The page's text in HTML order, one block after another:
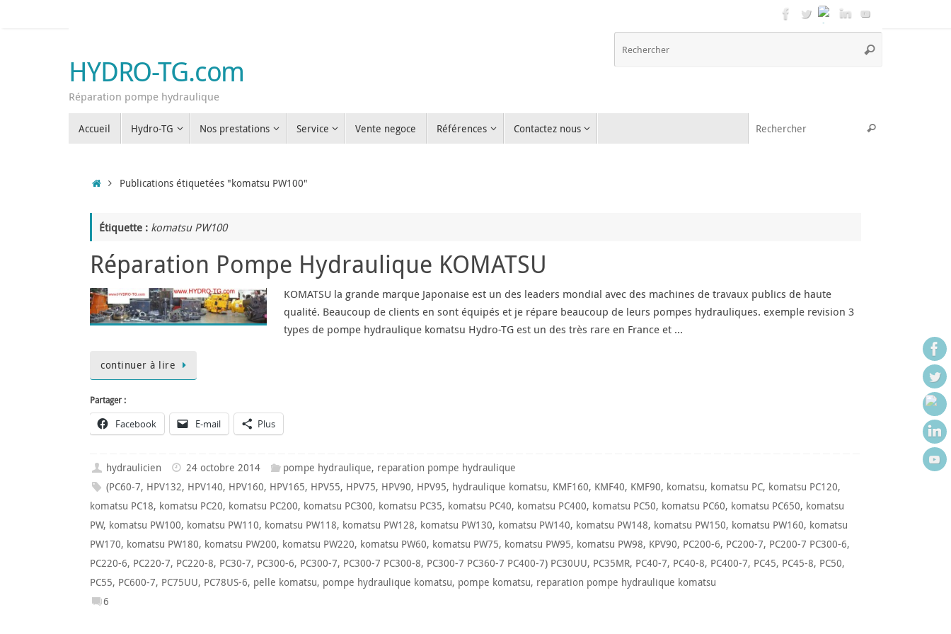
HYDRO-TG.com
Réparation pompe hydraulique
Rechercher
Accueil Hydro-TG Nos prestations Service Vente negoce Références Contactez nous Rechercher
AccueilPublications étiquetées "komatsu PW100"
Étiquette : komatsu PW100
Réparation Pompe Hydraulique KOMATSU
KOMATSU la grande marque Japonaise est un des leaders mondial avec des machines de travaux publics de haute
qualité. Beaucoup de clients en sont équipés et je répare beaucoup de leurs pompes hydrauliques. exemple revision 3
types de pompe hydraulique komatsu Hydro-TG est un des très rare en France et …
continuer à lire
Partager :
Facebook E-mail Plus
hydraulicien 24 octobre 2014 pompe hydraulique, reparation pompe hydraulique
(PC60-7, HPV132, HPV140, HPV160, HPV165, HPV55, HPV75, HPV90, HPV95, hydraulique komatsu, KMF160, KMF40, KMF90, komatsu, komatsu PC, komatsu PC120,
komatsu PC18, komatsu PC20, komatsu PC200, komatsu PC300, komatsu PC35, komatsu PC40, komatsu PC400, komatsu PC50, komatsu PC60, komatsu PC650, komatsu
PW, komatsu PW100, komatsu PW110, komatsu PW118, komatsu PW128, komatsu PW130, komatsu PW140, komatsu PW148, komatsu PW150, komatsu PW160, komatsu
PW170, komatsu PW180, komatsu PW200, komatsu PW220, komatsu PW60, komatsu PW75, komatsu PW95, komatsu PW98, KPV90, PC200-6, PC200-7, PC200-7 PC300-6,
PC220-6, PC220-7, PC220-8, PC30-7, PC300-6, PC300-7, PC300-7 PC300-8, PC300-7 PC360-7 PC400-7) PC30UU, PC35MR, PC40-7, PC40-8, PC400-7, PC45, PC45-8, PC50,
PC55, PC600-7, PC75UU, PC78US-6, pelle komatsu, pompe hydraulique komatsu, pompe komatsu, reparation pompe hydraulique komatsu
6